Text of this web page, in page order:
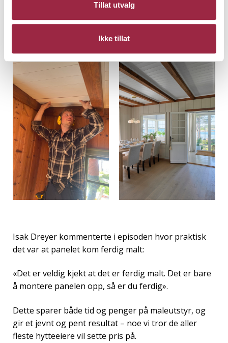
Tillat utvalg
Ikke tillat
utvalgte takflater. Panelet skaper en lyd og luftig
atmosfære, perfekt for den maritime stilen i sjøhytta.
Isak Dreyer kommenterte i episoden hvor praktisk
det var at panelet kom ferdig malt:
«Det er veldig kjekt at det er ferdig malt. Det er bare
å montere panelen opp, så er du ferdig».
Dette sparer både tid og penger på maleutstyr, og
gir et jevnt og pent resultat – noe vi tror de aller
fleste hytteeiere vil sette pris på.